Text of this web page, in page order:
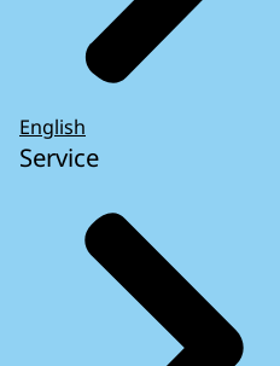
English
Service